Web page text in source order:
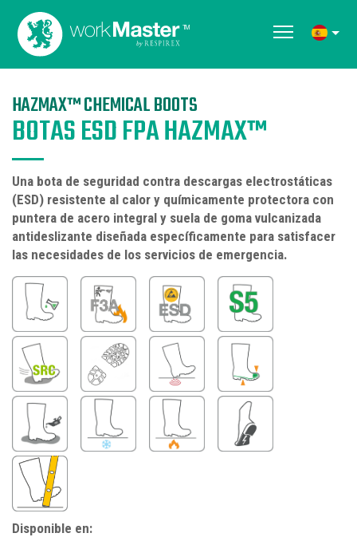
HAZMAX™ CHEMICAL BOOTS
BOTAS ESD FPA HAZMAX™
Una bota de seguridad contra descargas electrostáticas
(ESD) resistente al calor y químicamente protectora con
puntera de acero integral y suela de goma vulcanizada
antideslizante diseñada específicamente para satisfacer
las necesidades de los servicios de emergencia.
Disponible en: